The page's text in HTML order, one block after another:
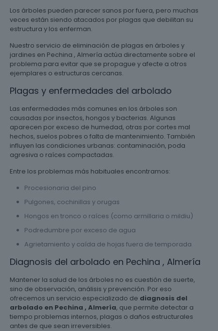
Los árboles pueden parecer sanos por fuera, pero muchas
veces están siendo atacados por plagas que debilitan su
estructura y los enferman.
Nuestro servicio de eliminación de plagas en árboles y
jardines en Pechina , Almería actúa directamente sobre el
problema para evitar que se propague y afecte a otros
ejemplares o estructuras cercanas.
Plagas y enfermedades del arbolado
Las enfermedades más comunes en los árboles son
causadas por insectos, hongos y bacterias. Algunas
aparecen por exceso de humedad, otras por cortes mal
hechos, suelos pobres o falta de mantenimiento. También
influyen las condiciones urbanas: contaminación, poda
agresiva o raíces compactadas.
Entre los problemas más habituales encontramos:
Procesionaria del pino
Pulgones, cochinillas y orugas
Hongos en tronco o raíces (como armillaria o mildiu)
Podredumbre por exceso de agua
Agrietamiento y caída de hojas fuera de temporada
Diagnosis del arbolado en Pechina , Almería
Mantener la salud de los árboles no es cuestión de suerte,
sino de observación, análisis y prevención. Por eso
ofrecemos un servicio especializado de diagnosis del
arbolado en Pechina , Almería, que permite detectar a
tiempo problemas internos, plagas o daños estructurales
antes de que sean irreversibles.